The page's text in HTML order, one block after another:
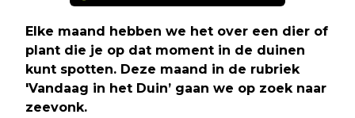
Elke maand hebben we het over een dier of
plant die je op dat moment in de duinen
kunt spotten. Deze maand in de rubriek
'Vandaag in het Duin’ gaan we op zoek naar
zeevonk.